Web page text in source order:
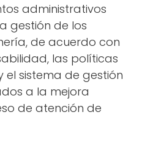
administrativos
gestión de los
de acuerdo con
las políticas
el sistema de gestión
a la mejora
de atención de